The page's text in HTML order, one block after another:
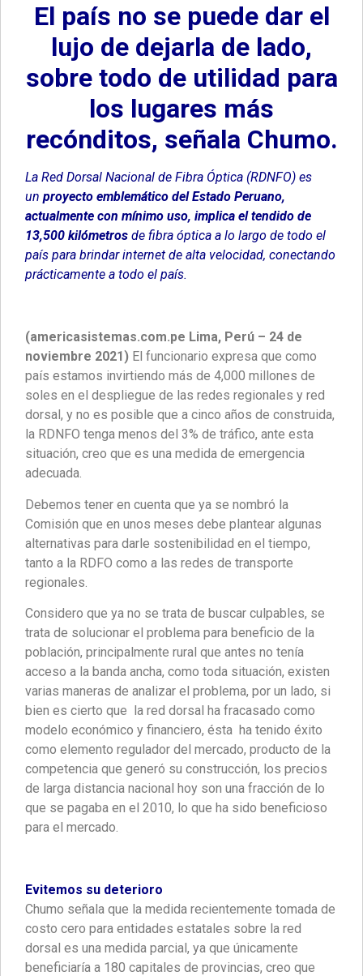
El país no se puede dar el
lujo de dejarla de lado,
sobre todo de utilidad para
los lugares más
recónditos, señala Chumo.
La Red Dorsal Nacional de Fibra Óptica (RDNFO) es
un proyecto emblemático del Estado Peruano,
actualmente con mínimo uso, implica el tendido de
13,500 kilómetros de fibra óptica a lo largo de todo el
país para brindar internet de alta velocidad, conectando
prácticamente a todo el país.
(americasistemas.com.pe Lima, Perú – 24 de
noviembre 2021) El funcionario expresa que como
país estamos invirtiendo más de 4,000 millones de
soles en el despliegue de las redes regionales y red
dorsal, y no es posible que a cinco años de construida,
la RDNFO tenga menos del 3% de tráfico, ante esta
situación, creo que es una medida de emergencia
adecuada.
Debemos tener en cuenta que ya se nombró la
Comisión que en unos meses debe plantear algunas
alternativas para darle sostenibilidad en el tiempo,
tanto a la RDFO como a las redes de transporte
regionales.
Considero que ya no se trata de buscar culpables, se
trata de solucionar el problema para beneficio de la
población, principalmente rural que antes no tenía
acceso a la banda ancha, como toda situación, existen
varias maneras de analizar el problema, por un lado, si
bien es cierto que la red dorsal ha fracasado como
modelo económico y financiero, ésta ha tenido éxito
como elemento regulador del mercado, producto de la
competencia que generó su construcción, los precios
de larga distancia nacional hoy son una fracción de lo
que se pagaba en el 2010, lo que ha sido beneficioso
para el mercado.
Evitemos su deterioro
Chumo señala que la medida recientemente tomada de
costo cero para entidades estatales sobre la red
dorsal es una medida parcial, ya que únicamente
beneficiaría a 180 capitales de provincias, creo que